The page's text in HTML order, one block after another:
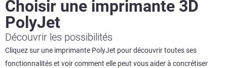
Choisir une imprimante 3D
PolyJet
Découvrir les possibilités
Cliquez sur une imprimante PolyJet pour découvrir toutes ses
fonctionnalités et voir comment elle peut vous aider à concrétiser